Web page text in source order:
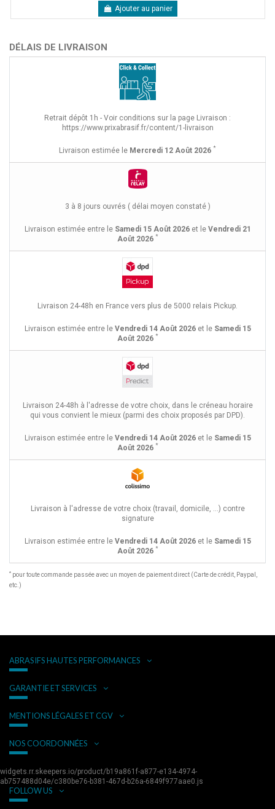
Ajouter au panier
DÉLAIS DE LIVRAISON
Retrait dépôt 1h - Voir conditions sur la page Livraison :
https://www.prixabrasif.fr/content/1-livraison
Livraison estimée le Mercredi 12 Août 2026 *
3 à 8 jours ouvrés ( délai moyen constaté )
Livraison estimée entre le Samedi 15 Août 2026et le Vendredi 21
Août 2026 *
Livraison 24-48h en France vers plus de 5000 relais Pickup.
Livraison estimée entre le Vendredi 14 Août 2026et le Samedi 15
Août 2026 *
Livraison 24-48h à l'adresse de votre choix, dans le créneau horaire
qui vous convient le mieux (parmi des choix proposés par DPD).
Livraison estimée entre le Vendredi 14 Août 2026et le Samedi 15
Août 2026 *
Livraison à l'adresse de votre choix (travail, domicile, ...) contre
signature
Livraison estimée entre le Vendredi 14 Août 2026et le Samedi 15
Août 2026 *
* pour toute commande passée avec un moyen de paiement direct (Carte de crédit, Paypal,
etc.)
ABRASIFS HAUTES PERFORMANCES
GARANTIE ET SERVICES
MENTIONS LÉGALES ET CGV
NOS COORDONNÉES
widgets.rr.skeepers.io/product/b19a861f-a877-e134-4974-
ab757488d04e/c380be76-b381-467d-b26a-6849f977aae0.js
FOLLOW US